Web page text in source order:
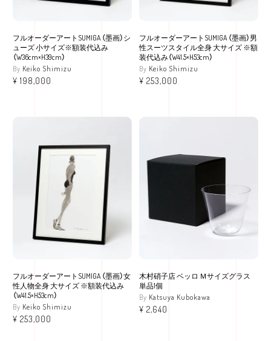
フルオーダーアートSUMIGA （墨画）シ
ューズ 小サイズ※額装代込み
（W36cm×H39cm）
Keiko Shimizu
¥ 198,000
フルオーダーアートSUMIGA （墨画）男
性スーツスタイル全身 大サイズ ※額
装代込み（W41.5×H53cm）
Keiko Shimizu
¥ 253,000
フルオーダーアートSUMIGA （墨画）女
性人物全身 大サイズ ※額装代込み
（W41.5×H53cm）
Keiko Shimizu
¥ 253,000
木村硝子店 ベッロ Ｍサイズグラス
単品1個
Katsuya Kubokawa
¥ 2,640